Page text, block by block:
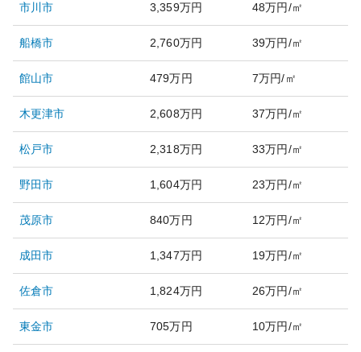
市川市 3,359万円 48万円/㎡
船橋市 2,760万円 39万円/㎡
館山市 479万円 7万円/㎡
木更津市 2,608万円 37万円/㎡
松戸市 2,318万円 33万円/㎡
野田市 1,604万円 23万円/㎡
茂原市 840万円 12万円/㎡
成田市 1,347万円 19万円/㎡
佐倉市 1,824万円 26万円/㎡
東金市 705万円 10万円/㎡